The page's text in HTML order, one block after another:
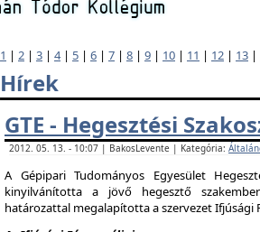
1 | 2 | 3 | 4| 5 | 6 | 7 | 8 | 9 | 10 | 11 | 12 | 13 |
Hírek
GTE - Hegesztési
2012. 05. 13. - 10:07 | BakosLevente | Kategória:
A Gépipari Tudományos Egyesület
kinyilvánította a jövő hegesztő
határozattal megalapította a szervezet Ifjúsági